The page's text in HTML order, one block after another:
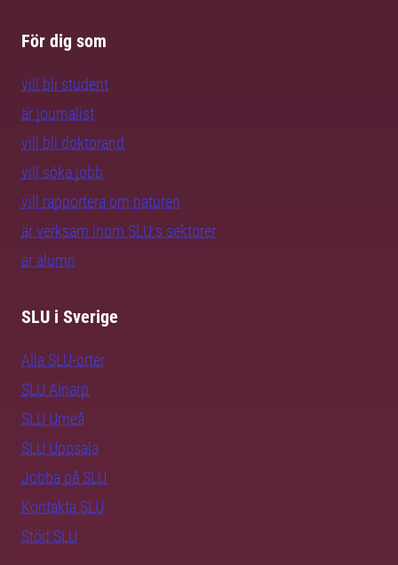
För dig som
vill bli student
är journalist
vill bli doktorand
vill söka jobb
vill rapportera om naturen
är verksam inom SLU:s sektorer
är alumn
SLU i Sverige
Alla SLU-orter
SLU Alnarp
SLU Umeå
SLU Uppsala
Jobba på SLU
Kontakta SLU
Stöd SLU